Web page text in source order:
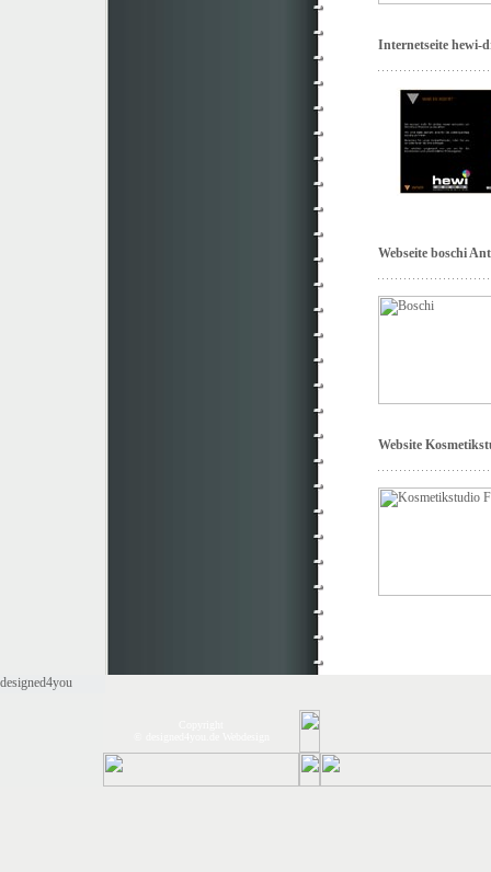
Internetseite hewi-
Webseite boschi
Website